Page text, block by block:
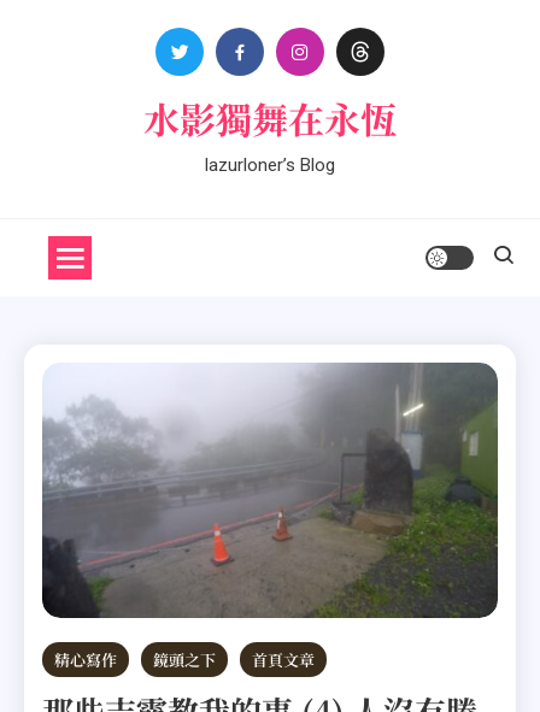
水影獨舞在永恆
lazurloner’s Blog
精心寫作 鏡頭之下 首頁文章